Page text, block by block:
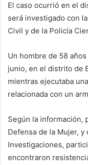
El caso ocurrió en el
será investigado con
Civil y de la Policía
Un hombre de 58
junio, en el distrito de
mientras ejecutaba
relacionada con un
Según la información,
Defensa de la Mujer, y
Investigaciones,
encontraron